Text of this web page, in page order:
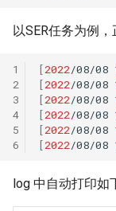
以SER任务为例
1
2
3
4
5
6
[2022/08/08
[2022/08/08
[2022/08/08
[2022/08/08
[2022/08/08
[2022/08/08
log 中自动打印如